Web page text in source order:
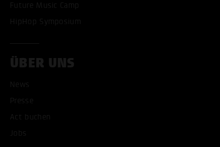
Future Music Camp
HipHop Symposium
ÜBER UNS
News
Presse
Act buchen
Jobs